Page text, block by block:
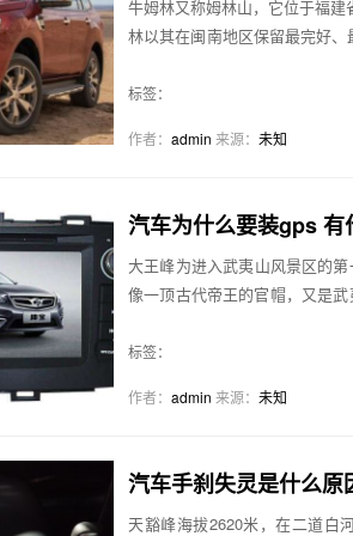
牛姆林又称姆林山，它位于福
林以其在闽南地区保留最完好、
标签：
作者： admin 来源： 未知
汽车为什么要装gps 有
大王峰为进入武夷山风景区的
像一顶古代帝王的官帽，又是
标签：
作者： admin 来源： 未知
汽车手刹失灵是什么原
天豁峰海拔2620米，在二道白